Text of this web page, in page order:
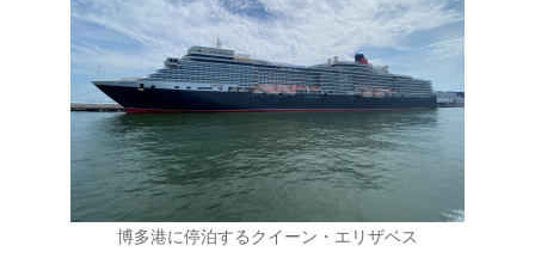
博多港に停泊するクイーン・エリザベス
2026年02月16日
飛鳥II 2027年オセアニアグランドクルーズ発表！